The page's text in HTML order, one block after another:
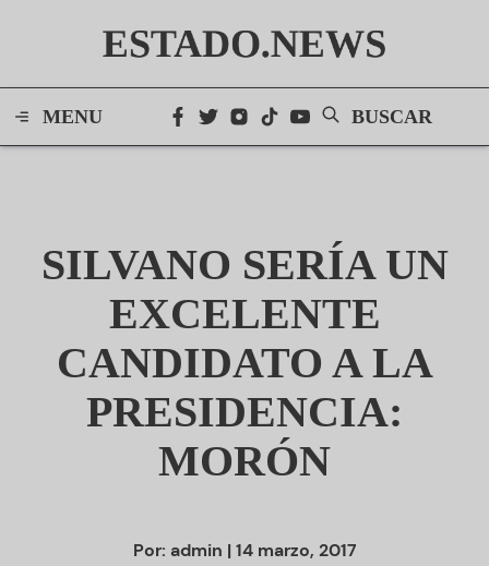
ESTADO.NEWS
MENU BUSCAR
SILVANO SERÍA UN
EXCELENTE
CANDIDATO A LA
PRESIDENCIA:
MORÓN
Por: admin | 14 marzo, 2017